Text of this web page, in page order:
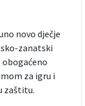
novo dječje
zanatski
za igru i
zaštitu.